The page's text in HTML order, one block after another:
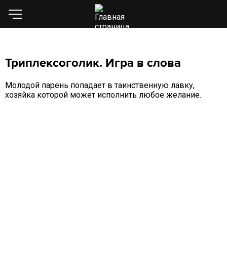
Триплексоголик. Игра в слова
Молодой парень попадает в таинственную лавку,
хозяйка которой может исполнить любое желание.